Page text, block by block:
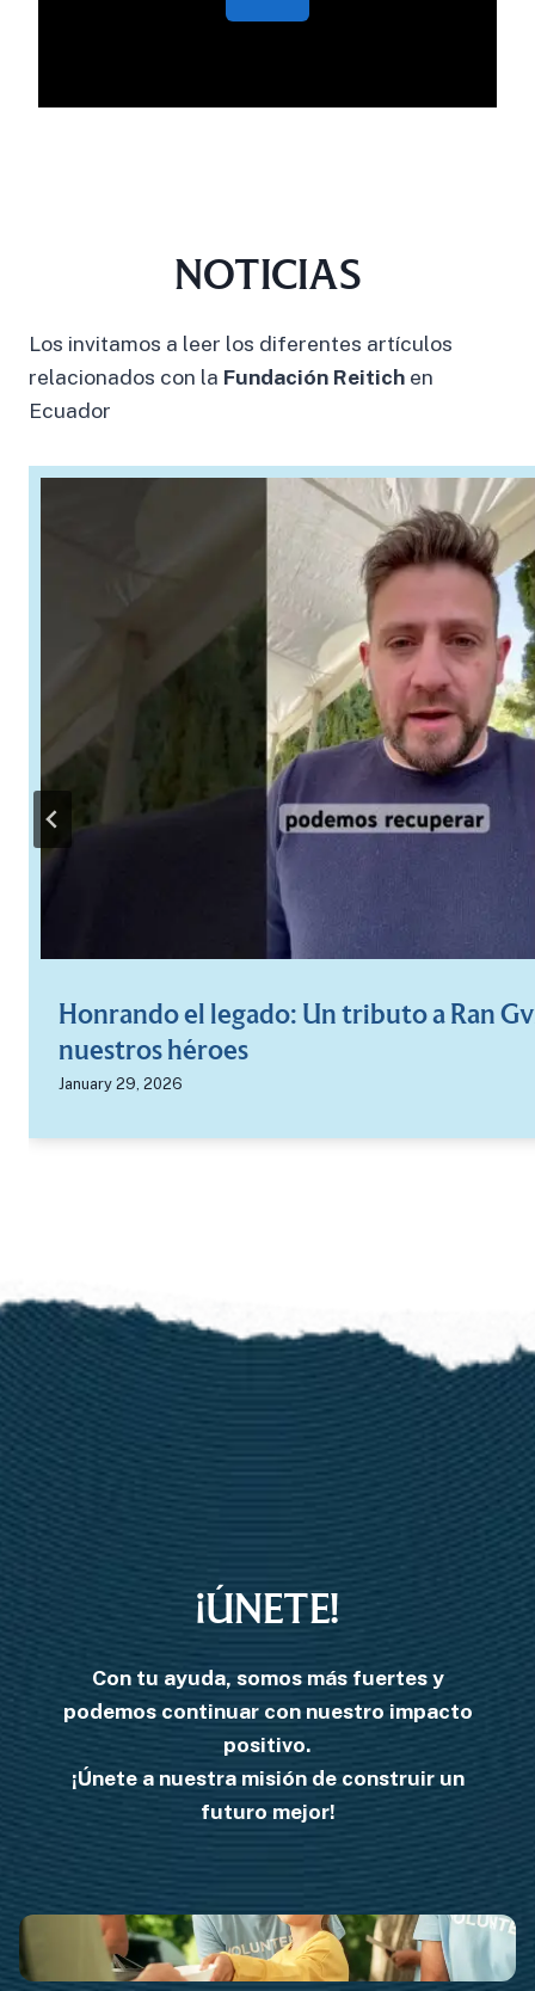
NOTICIAS
Los invitamos a leer los diferentes artículos
relacionados con la Fundación Reitich en
Ecuador
La Corte Suprema Facultó al Museo del
Buenos Aires para Investigar las Cajas
December 17, 2025
¡ÚNETE!
Con tu ayuda, somos más fuertes y
podemos continuar con nuestro impacto
positivo.
¡Únete a nuestra misión de construir un
futuro mejor!